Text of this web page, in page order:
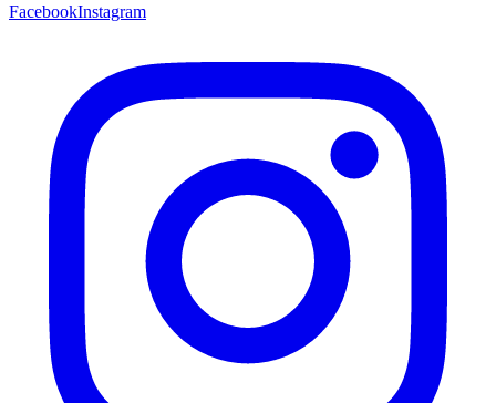
FacebookInstagram